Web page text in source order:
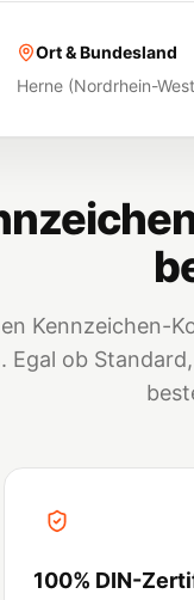
Ort & Bundesland
Herne(Nordrhein-
Kennzeichen-
Egal ob
100% DIN-